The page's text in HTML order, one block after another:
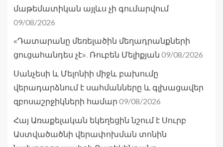
մաթեմատիկան այլևս չի գումարվում
09/08/2026
«Դատարանը մեռելածին մեղադրանքների
ցուցահանդես չէ». Ռուբեն Մելիքյան 09/08/2026
Սանչեսի և Մելոնիի միջև բախումը
վերադարձնում է սահմանները և գլխացավեր
զբոսաշրջիկների համար 09/08/2026
Հայ Առաքելական եկեղեցին նշում է Սուրբ
Աստվածածնի վերափոխման տոնին